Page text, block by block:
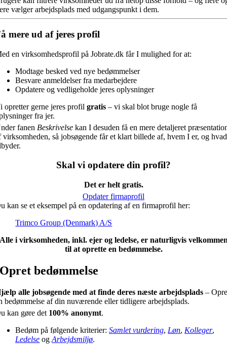
vælger arbejdsplads med udgangspunkt i dem.
mere ud af jeres profil
en virksomhedsprofil på Jobrate.dk får I mulighed for at:
Modtage besked ved nye bedømmelser
Besvare anmeldelser fra medarbejdere
Opdatere og vedligeholde jeres oplysninger
opretter gerne jeres profilgratis – vi skal blot bruge nogle få
fra jer.
fanen Beskrivelse kan I desuden få en mere detaljeret
virksomheden, så jobsøgende får et klart billede af, hvem I er, og
Skal vi opdatere din profil?
Det er helt gratis.
Opdater firmaprofil
kan se et eksempel på en opdatering af en firmaprofil her:
Trimco Group (Denmark) A/S
i virksomheden, inkl. ejer og ledelse, er naturligvis
til at oprette en bedømmelse.
Opret bedømmelse
alle jobsøgende med at finde deres næste arbejdsplads –
bedømmelse af din nuværende eller tidligere arbejdsplads.
kan gøre det 100% anonymt.
Bedøm på følgende kriterier:Samlet vurdering, Løn, Kolleger,
Ledelse ogArbejdsmiljø.